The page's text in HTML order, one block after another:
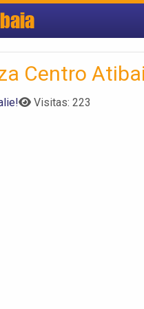
Centro
Visitas: 223